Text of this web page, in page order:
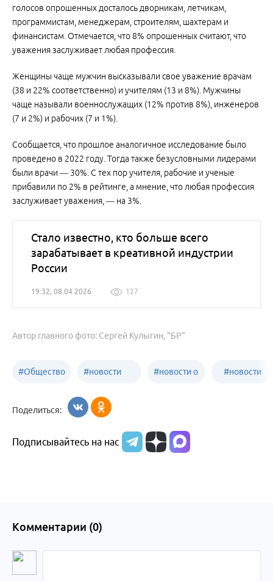
голосов опрошенных досталось дворникам, летчикам,
программистам, менеджерам, строителям, шахтерам и
финансистам. Отмечается, что 8% опрошенных считают, что
уважения заслуживает любая профессия.
Женщины чаще мужчин высказывали свое уважение врачам
(38 и 22% соответственно) и учителям (13 и 8%). Мужчины
чаще называли военнослужащих (12% против 8%), инженеров
(7 и 2%) и рабочих (7 и 1%).
Сообщается, что прошлое аналогичное исследование было
проведено в 2022 году. Тогда также безусловными лидерами
были врачи — 30%. С тех пор учителя, рабочие и ученые
прибавили по 2% в рейтинге, а мнение, что любая профессия
заслуживает уважения, — на 3%.
Стало известно, кто больше всего
зарабатывает в креативной индустрии
России
19:32, 08.04.2026 127
Автор главного фото: Сергей Кулыгин, "БР"
#Общество #новости
образования
#новости о
Алтайского
#новости
Поделиться:
Подписывайтесь на нас
Комментарии (0)